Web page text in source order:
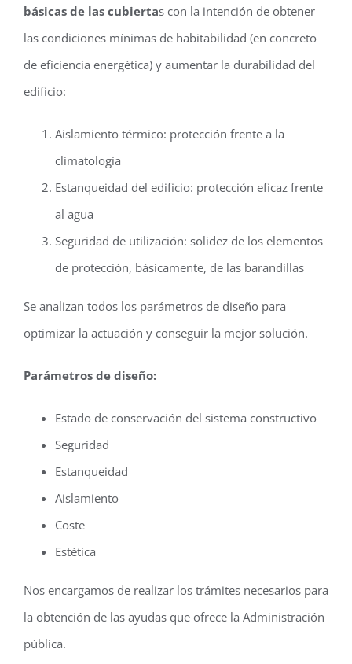
básicas de las cubiertas con la intención de obtener
las condiciones mínimas de habitabilidad (en concreto
de eficiencia energética) y aumentar la durabilidad del
edificio:
Aislamiento térmico: protección frente a la
climatología
Estanqueidad del edificio: protección eficaz frente
al agua
Seguridad de utilización: solidez de los elementos
de protección, básicamente, de las barandillas
Se analizan todos los parámetros de diseño para
optimizar la actuación y conseguir la mejor solución.
Parámetros de diseño:
Estado de conservación del sistema constructivo
Seguridad
Estanqueidad
Aislamiento
Coste
Estética
Nos encargamos de realizar los trámites necesarios para
la obtención de las ayudas que ofrece la Administración
pública.